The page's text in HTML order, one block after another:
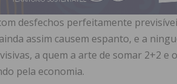
desfechos perfeitamente
assim causem espanto, e a
a quem a arte de somar 2+2 e
pela economia.